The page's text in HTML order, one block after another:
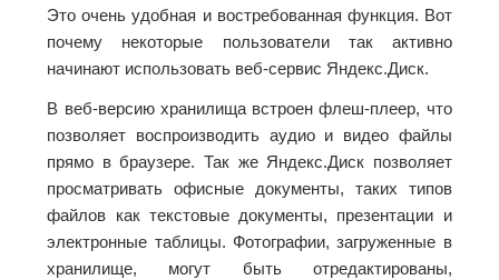
Это очень удобная и востребованная функция. Вот
почему некоторые пользователи так активно
начинают использовать веб-сервис Яндекс.Диск.
В веб-версию хранилища встроен флеш-плеер, что
позволяет воспроизводить аудио и видео файлы
прямо в браузере. Так же Яндекс.Диск позволяет
просматривать офисные документы, таких типов
файлов как текстовые документы, презентации и
электронные таблицы. Фотографии, загруженные в
хранилище, могут быть отредактированы,